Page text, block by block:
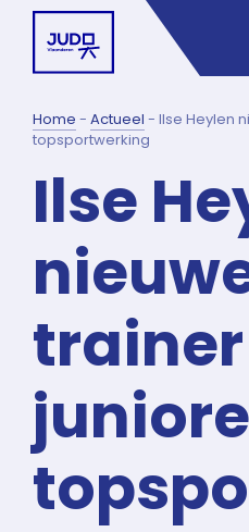
Home - Actueel - Ilse Heylen
topsportwerking
Ilse
trainer